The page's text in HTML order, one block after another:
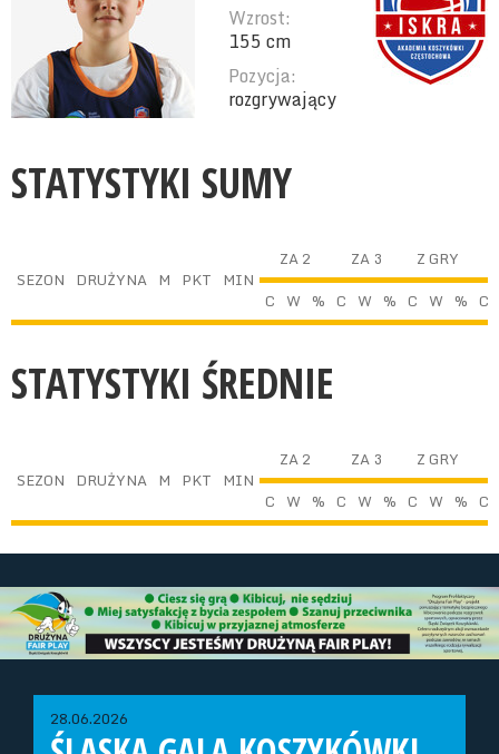
Wzrost:
155 cm
Pozycja:
rozgrywający
STATYSTYKI SUMY
SEZON DRUŻYNA M PKT MIN
ZA 2 ZA 3 Z GRY
C W % C W % C W % C
STATYSTYKI ŚREDNIE
SEZON DRUŻYNA M PKT MIN
ZA 2 ZA 3 Z GRY
C W % C W % C W % C
28.06.2026